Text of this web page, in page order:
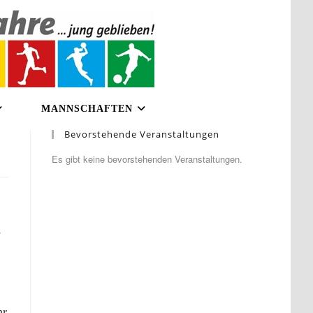
MANNSCHAFTEN
Bevorstehende Veranstaltungen
Es gibt keine bevorstehenden Veranstaltungen.